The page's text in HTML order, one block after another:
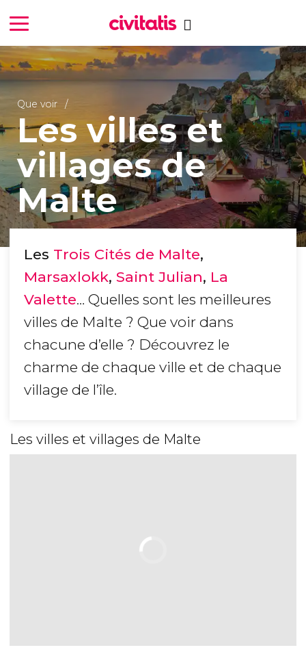
Que voir
Les villes et
villages de
Malte
Les Trois Cités de Malte,
Marsaxlokk, Saint Julian, La
Valette… Quelles sont les meilleures
villes de Malte ? Que voir dans
chacune d’elle ? Découvrez le
charme de chaque ville et de chaque
village de l’île.
Les villes et villages de Malte